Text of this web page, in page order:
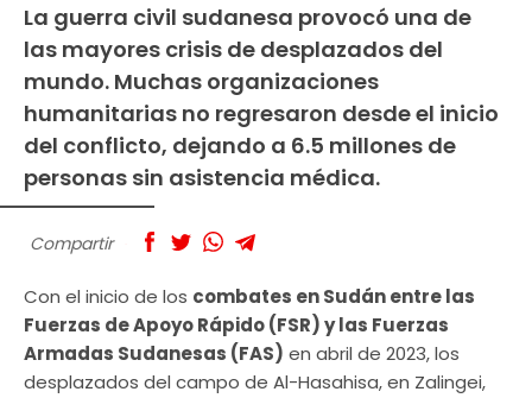
La guerra civil sudanesa provocó una de
las mayores crisis de desplazados del
mundo. Muchas organizaciones
humanitarias no regresaron desde el inicio
del conflicto, dejando a 6.5 millones de
personas sin asistencia médica.
Compartir
Con el inicio de los combates en Sudán entre las
Fuerzas de Apoyo Rápido (FSR) y las Fuerzas
Armadas Sudanesas (FAS) en abril de 2023, los
desplazados del campo de Al-Hasahisa, en Zalingei,